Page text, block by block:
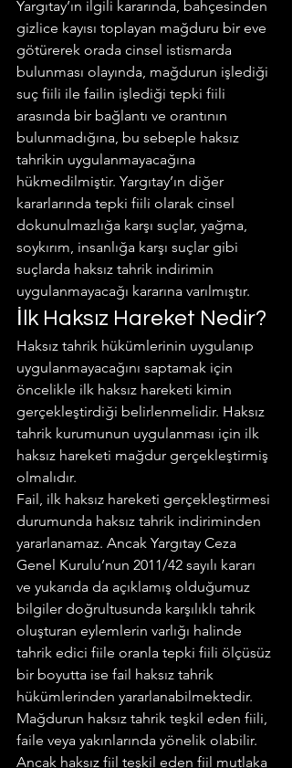
Yargıtay’ın ilgili kararında, bahçesinden
gizlice kayısı toplayan mağduru bir eve
götürerek orada cinsel istismarda
bulunması olayında, mağdurun işlediği
suç fiili ile failin işlediği tepki fiili
arasında bir bağlantı ve orantının
bulunmadığına, bu sebeple haksız
tahrikin uygulanmayacağına
hükmedilmiştir. Yargıtay’ın diğer
kararlarında tepki fiili olarak cinsel
dokunulmazlığa karşı suçlar, yağma,
soykırım, insanlığa karşı suçlar gibi
suçlarda haksız tahrik indirimin
uygulanmayacağı kararına varılmıştır.
İlk Haksız Hareket Nedir?
Haksız tahrik hükümlerinin uygulanıp
uygulanmayacağını saptamak için
öncelikle ilk haksız hareketi kimin
gerçekleştirdiği belirlenmelidir. Haksız
tahrik kurumunun uygulanması için ilk
haksız hareketi mağdur gerçekleştirmiş
olmalıdır.
Fail, ilk haksız hareketi gerçekleştirmesi
durumunda haksız tahrik indiriminden
yararlanamaz. Ancak Yargıtay Ceza
Genel Kurulu’nun 2011/42 sayılı kararı
ve yukarıda da açıklamış olduğumuz
bilgiler doğrultusunda karşılıklı tahrik
oluşturan eylemlerin varlığı halinde
tahrik edici fiile oranla tepki fiili ölçüsüz
bir boyutta ise fail haksız tahrik
hükümlerinden yararlanabilmektedir.
Mağdurun haksız tahrik teşkil eden fiili,
faile veya yakınlarında yönelik olabilir.
Ancak haksız fiil teşkil eden fiil mutlaka